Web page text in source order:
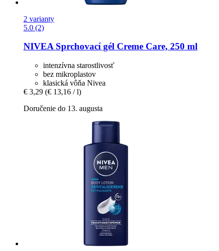
2 varianty
5.0 (2)
NIVEASprchovací gél Creme Care, 250 ml
intenzívna starostlivosť
bez mikroplastov
klasická vôňa Nivea
€ 3,29 (€ 13,16 / l)
Doručenie do 13. augusta